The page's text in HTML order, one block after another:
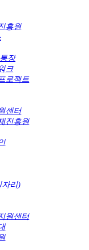
흥원
장
크
로젝트
센터
진흥원
자리)
원센터